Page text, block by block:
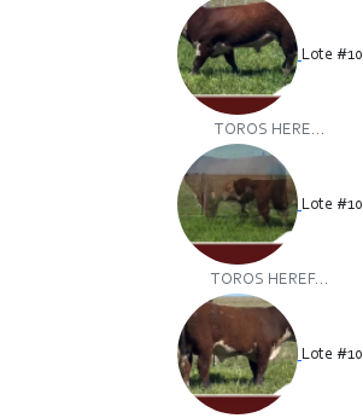
Lote #10
TOROS HERE...
Lote #10
TOROS HEREF...
Lote #10